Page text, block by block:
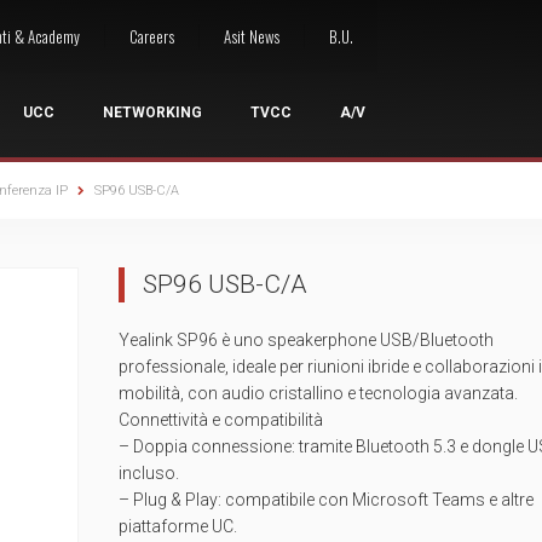
& Academy Careers Asit News B.U.
UPS Desktop
UPS Rack/Tower
UPS Tower
UPS Accessori
Giuntatrici a
UCC
Videoconferenza
Collaboration
NETWORKING
Access Point Outdoor
Licenze / Rinnovi
Site Survey
Accessori Wireless
TVCC
Accessi
A/V
Switch A/V
Extenders
Switchers
Cavi ed Accessori
IP SP96 USB-C/A
SP96 USB-C/A
Yealink SP96 è uno speakerphone USB/Bluetooth
professionale, ideale per riunioni ibride e collaborazioni
mobilità, con audio cristallino e tecnologia avanzata.
Connettività e compatibilità
– Doppia connessione: tramite Bluetooth 5.3 e dongle
incluso.
– Plug & Play: compatibile con Microsoft Teams e altre
piattaforme UC.